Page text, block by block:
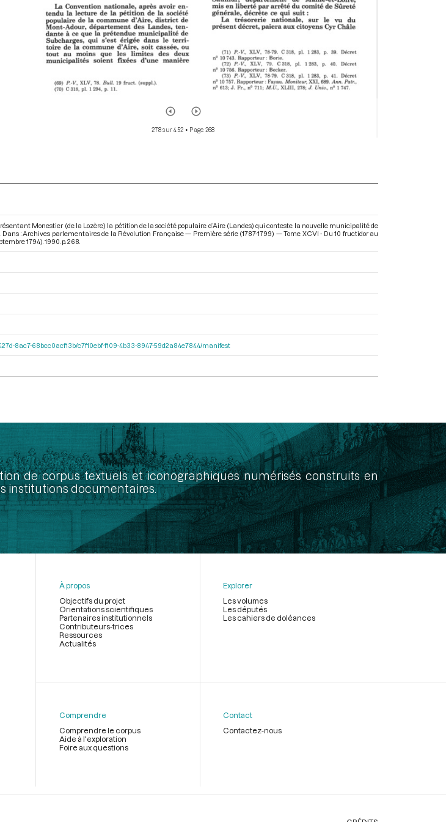
278 sur 452 • Page 268
Monestier (de la Lozère) la pétition de la société populaire d’Aire (Landes) qui conteste la nouvelle municipalité de
Dans : Archives parlementaires de la Révolution Française — Première série (1787-1799) — Tome XCVI - Du 10 fructidor au
1794) . 1990. p. 268.
427d-8ac7-68bcc0acf13b/c7f10ebf-f109-4b33-8947-59d2a84e7844/manifest
de corpus textuels et iconographiques numérisés construits en
institutions documentaires.
page
À propos
Objectifs du projet
Orientations scientifiques
Partenaires institutionnels
Contributeurs-trices
Ressources
Actualités
Explorer
Les volumes
Les députés
Les cahiers de doléances
Comprendre
Comprendre le corpus
Aide à l'exploration
Foire aux questions
Contact
Contactez-nous